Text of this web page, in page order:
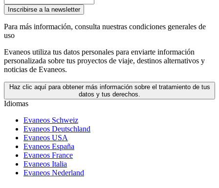
Inscribirse a la newsletter
Para más información, consulta nuestras condiciones generales de
uso
Evaneos utiliza tus datos personales para enviarte información
personalizada sobre tus proyectos de viaje, destinos alternativos y
noticias de Evaneos.
Haz clic aquí para obtener más información sobre el tratamiento de tus
datos y tus derechos.
Idiomas
Evaneos Schweiz
Evaneos Deutschland
Evaneos USA
Evaneos España
Evaneos France
Evaneos Italia
Evaneos Nederland